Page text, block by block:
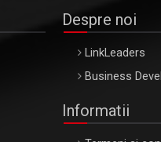
Despre noi
LinkLeaders
Business
Informatii